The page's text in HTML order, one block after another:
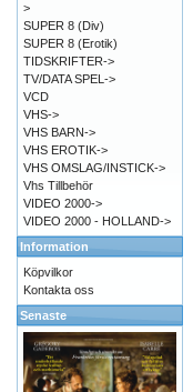
>
SUPER 8 (Div)
SUPER 8 (Erotik)
TIDSKRIFTER->
TV/DATA SPEL->
VCD
VHS->
VHS BARN->
VHS EROTIK->
VHS OMSLAG/INSTICK->
Vhs Tillbehör
VIDEO 2000->
VIDEO 2000 - HOLLAND->
Information
Köpvilkor
Kontakta oss
Senaste